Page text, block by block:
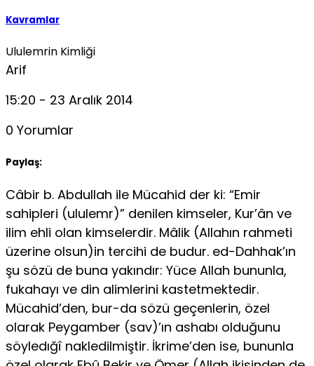
Kavramlar
Ululemrin Kimliği
Arif
15:20 - 23 Aralık 2014
0 Yorumlar
Paylaş:
Câbir b. Abdullah ile Mücahid der ki: “Emir
sahipleri (ululemr)” denilen kimseler, Kur’ân ve
ilim ehli olan kimselerdir. Mâlik (Allahın rahmeti
üzeri­ne olsun)in tercihi de budur. ed-Dahhak’ın
şu sözü de buna yakındır: Yü­ce Allah bununla,
fukahayı ve din alimlerini kastetmektedir.
Mücahid’den, bur-da sözü geçenlerin, özel
olarak Peygamber (sav)’ın ashabı olduğunu
söyledığî nakledilmiştir. İkrime’den ise, bununla